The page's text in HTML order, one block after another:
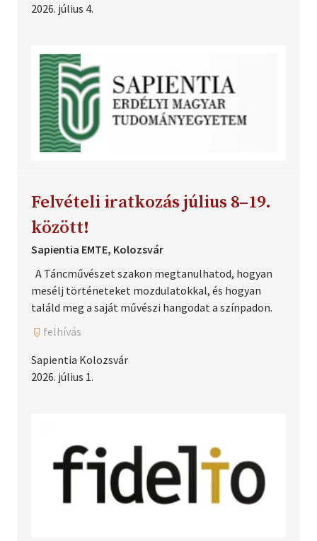
2026. július 4.
Felvételi iratkozás július 8–19.
között!
Sapientia EMTE, Kolozsvár
A Táncművészet szakon megtanulhatod, hogyan
mesélj történeteket mozdulatokkal, és hogyan
találd meg a saját művészi hangodat a színpadon.
felhívás
Sapientia Kolozsvár
2026. július 1.